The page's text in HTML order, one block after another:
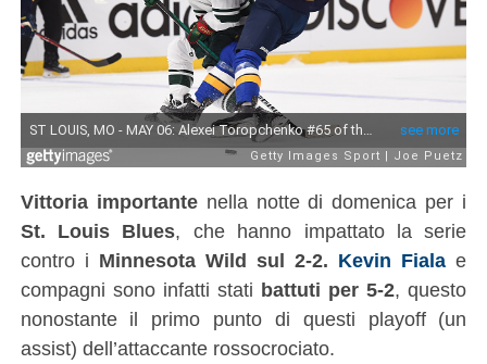
Vittoria importantenella notte di domenica per i
St. Louis Blues, che hanno impattato la serie
contro i Minnesota Wild sul 2-2. Kevin Fiala e
compagni sono infatti stati battuti per 5-2, questo
nonostante il primo punto di questi playoff (un
assist) dell’attaccante rossocrociato.